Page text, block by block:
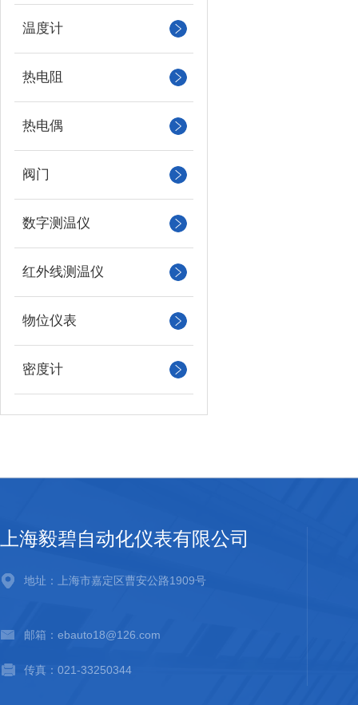
温度计
热电阻
热电偶
阀门
数字测温仪
红外线测温仪
物位仪表
密度计
上海毅碧自动化仪表有限公司
地址：上海市嘉定区曹安公路1909号
邮箱：ebauto18@126.com
传真：021-33250344